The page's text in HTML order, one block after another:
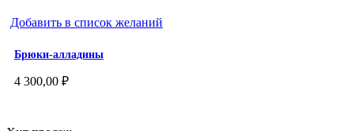
Добавить в список желаний
Брюки-алладины
4 300,00 ₽